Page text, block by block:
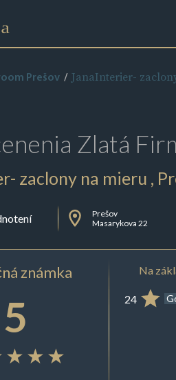
Prešov JanaInterier-
Zlatá
zaclony na mieru ,
Prešov
Masarykova 22
známka
5
Na
24